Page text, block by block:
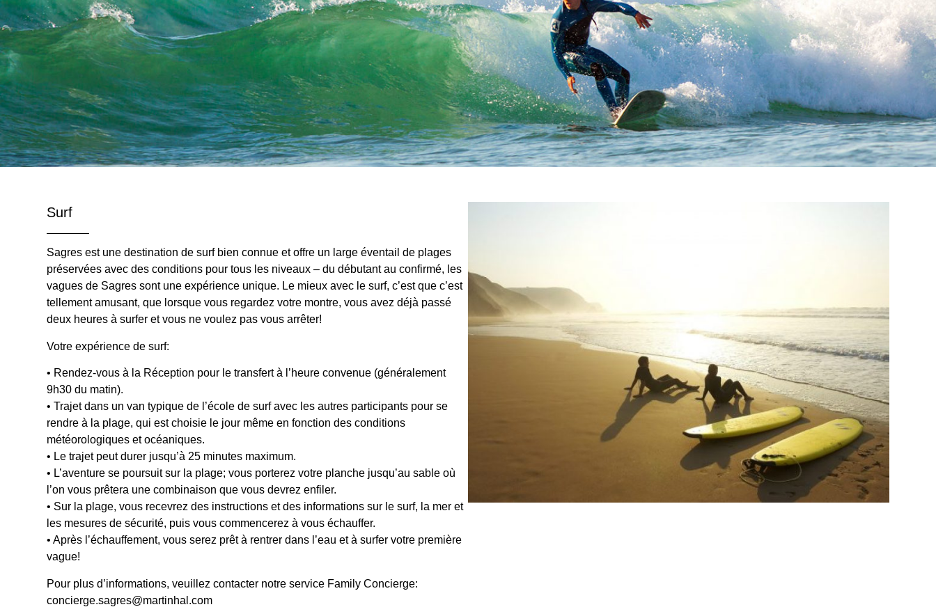
Surf
Sagres est une destination de surf bien connue et offre un large éventail de plages
préservées avec des conditions pour tous les niveaux – du débutant au confirmé, les
vagues de Sagres sont une expérience unique. Le mieux avec le surf, c’est que c’est
tellement amusant, que lorsque vous regardez votre montre, vous avez déjà passé
deux heures à surfer et vous ne voulez pas vous arrêter!
Votre expérience de surf:
• Rendez-vous à la Réception pour le transfert à l’heure convenue (généralement
9h30 du matin).
• Trajet dans un van typique de l’école de surf avec les autres participants pour se
rendre à la plage, qui est choisie le jour même en fonction des conditions
météorologiques et océaniques.
• Le trajet peut durer jusqu’à 25 minutes maximum.
• L’aventure se poursuit sur la plage; vous porterez votre planche jusqu’au sable où
l’on vous prêtera une combinaison que vous devrez enfiler.
• Sur la plage, vous recevrez des instructions et des informations sur le surf, la mer et
les mesures de sécurité, puis vous commencerez à vous échauffer.
• Après l’échauffement, vous serez prêt à rentrer dans l’eau et à surfer votre première
vague!
Pour plus d’informations, veuillez contacter notre service Family Concierge:
concierge.sagres@martinhal.com